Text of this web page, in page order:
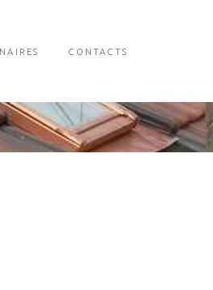
CONTACTS